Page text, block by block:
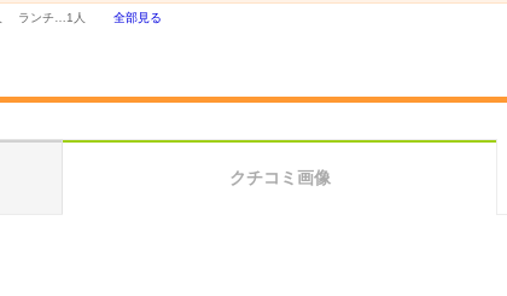
ランチ… 1人 全部見る
クチコミ画像